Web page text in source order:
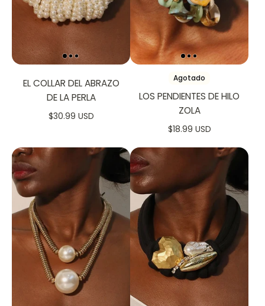
EL COLLAR DEL ABRAZO
DE LA PERLA
$30.99 USD
Agotado
LOS PENDIENTES DE HILO
ZOLA
$18.99 USD